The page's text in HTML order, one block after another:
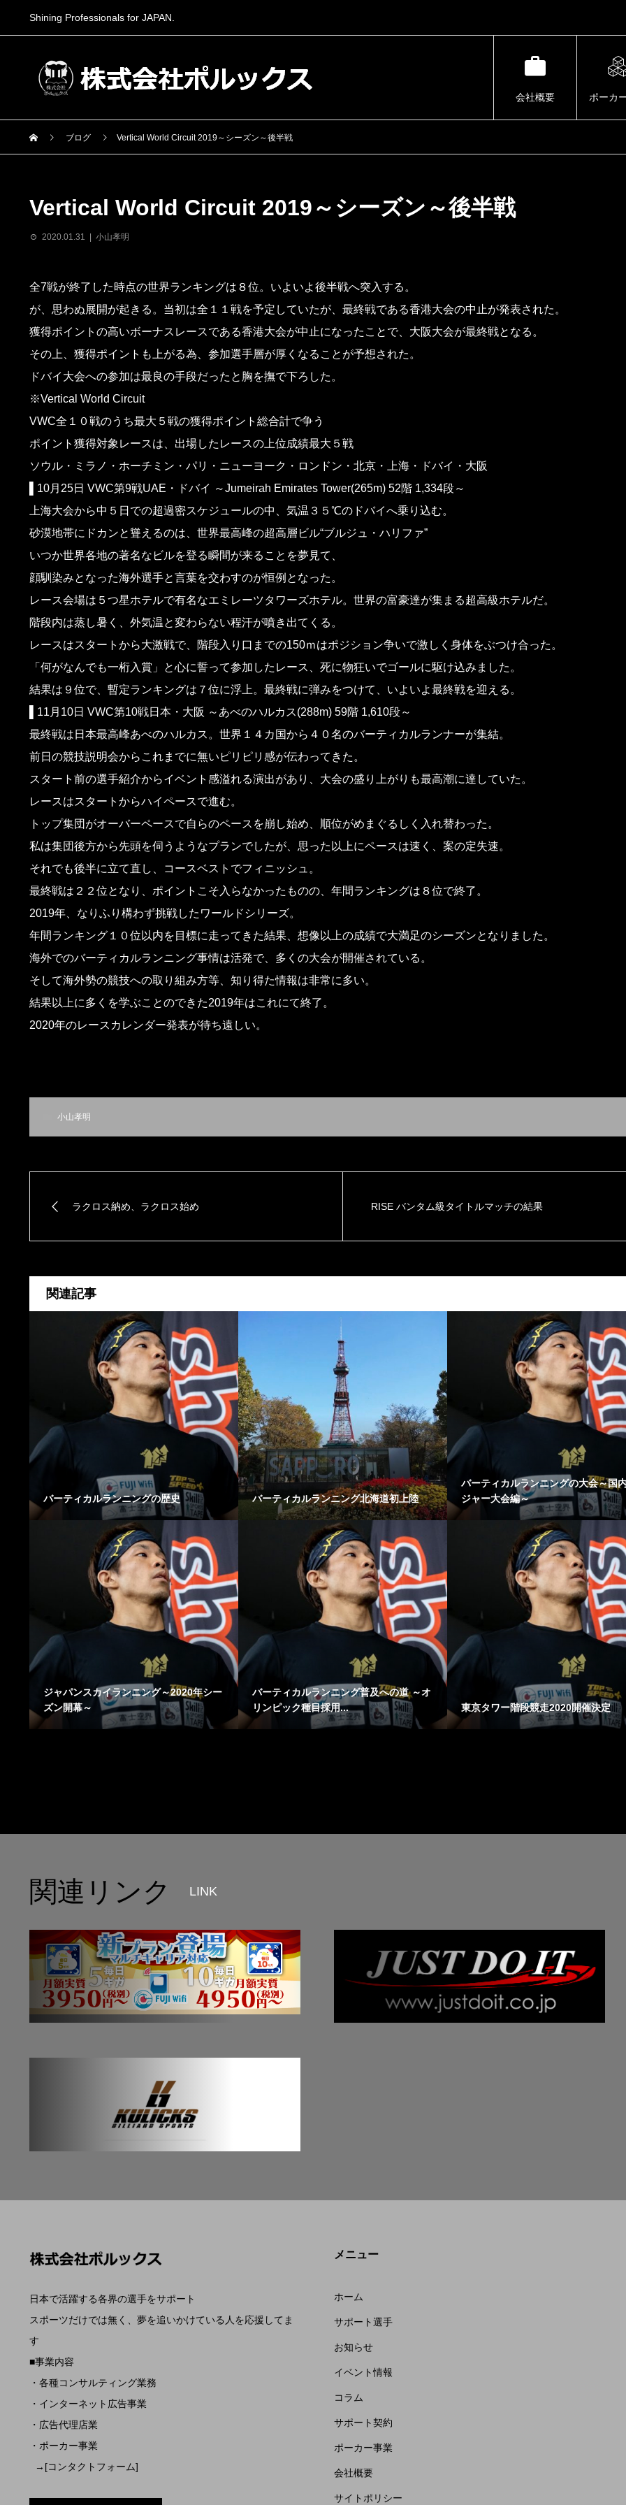
Shining Professionals for JAPAN.
会社概要 ポーカ
ブログ Vertical World Circuit 2019～シーズン～後半戦
Vertical World Circuit 2019～シーズン～後半戦
2020.01.31 小山孝明
全7戦が終了した時点の世界ランキングは８位。いよいよ後半戦へ突入する。
が、思わぬ展開が起きる。当初は全１１戦を予定していたが、最終戦である香港大会の中止が発表された。
獲得ポイントの高いボーナスレースである香港大会が中止になったことで、大阪大会が最終戦となる。
その上、獲得ポイントも上がる為、参加選手層が厚くなることが予想された。
ドバイ大会への参加は最良の手段だったと胸を撫で下ろした。
※Vertical World Circuit
VWC全１０戦のうち最大５戦の獲得ポイント総合計で争う
ポイント獲得対象レースは、出場したレースの上位成績最大５戦
ソウル・ミラノ・ホーチミン・パリ・ニューヨーク・ロンドン・北京・上海・ドバイ・大阪
▌10月25日 VWC第9戦UAE・ドバイ ～Jumeirah Emirates Tower(265m) 52階 1,334段～
上海大会から中５日での超過密スケジュールの中、気温３５℃のドバイへ乗り込む。
砂漠地帯にドカンと聳えるのは、世界最高峰の超高層ビル“ブルジュ・ハリファ”
いつか世界各地の著名なビルを登る瞬間が来ることを夢見て、
顔馴染みとなった海外選手と言葉を交わすのが恒例となった。
レース会場は５つ星ホテルで有名なエミレーツタワーズホテル。世界の富豪達が集まる超高級ホテルだ。
階段内は蒸し暑く、外気温と変わらない程汗が噴き出てくる。
レースはスタートから大激戦で、階段入り口までの150ｍはポジション争いで激しく身体をぶつけ合った。
「何がなんでも一桁入賞」と心に誓って参加したレース、死に物狂いでゴールに駆け込みました。
結果は９位で、暫定ランキングは７位に浮上。最終戦に弾みをつけて、いよいよ最終戦を迎える。
▌11月10日 VWC第10戦日本・大阪 ～あべのハルカス(288m) 59階 1,610段～
最終戦は日本最高峰あべのハルカス。世界１４カ国から４０名のバーティカルランナーが集結。
前日の競技説明会からこれまでに無いピリピリ感が伝わってきた。
スタート前の選手紹介からイベント感溢れる演出があり、大会の盛り上がりも最高潮に達していた。
レースはスタートからハイペースで進む。
トップ集団がオーバーペースで自らのペースを崩し始め、順位がめまぐるしく入れ替わった。
私は集団後方から先頭を伺うようなプランでしたが、思った以上にペースは速く、案の定失速。
それでも後半に立て直し、コースベストでフィニッシュ。
最終戦は２２位となり、ポイントこそ入らなかったものの、年間ランキングは８位で終了。
2019年、なりふり構わず挑戦したワールドシリーズ。
年間ランキング１０位以内を目標に走ってきた結果、想像以上の成績で大満足のシーズンとなりました。
海外でのバーティカルランニング事情は活発で、多くの大会が開催されている。
そして海外勢の競技への取り組み方等、知り得た情報は非常に多い。
結果以上に多くを学ぶことのできた2019年はこれにて終了。
2020年のレースカレンダー発表が待ち遠しい。
小山孝明
ラクロス納め、ラクロス始め RISE バンタム級タイトルマッチの結果
関連記事
バーティカルランニングの歴史 バーティカルランニング北海道初上陸
バーティカルランニングの大会～国
ジャー大会編～
ジャパンスカイランニング～2020年シー
ズン開幕～
バーティカルランニング普及への道 ～オ
リンピック種目採用...
東京タワー階段競走2020開催決定
関連リンク LINK
日本で活躍する各界の選手をサポート
スポーツだけでは無く、夢を追いかけている人を応援してま
す
■事業内容
・各種コンサルティング業務
・インターネット広告事業
・広告代理店業
・ポーカー事業
→[コンタクトフォーム]
メニュー
ホーム
サポート選手
お知らせ
イベント情報
コラム
サポート契約
ポーカー事業
会社概要
サイトポリシー